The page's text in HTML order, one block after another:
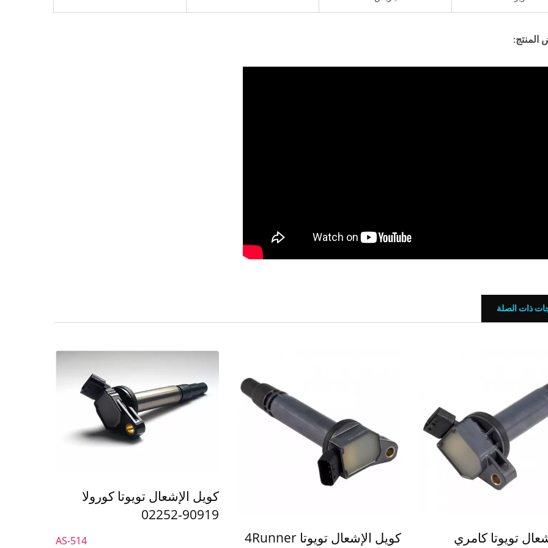
ذات الصلة
تويوتا كامري
كويل الإشعال تويوتا 4Runner
كويل الإشعال تويوتا كورولا
90919-02252
AS-514